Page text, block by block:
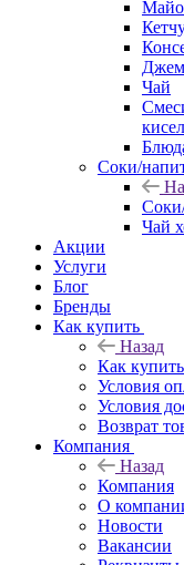
Чай
Соки/
Чай
Акции
Услуги
Блог
Бренды
Как купить
Назад
Как купить
Условия
Условия
Возврат
Компания
Назад
Компания
О
Новости
Вакансии